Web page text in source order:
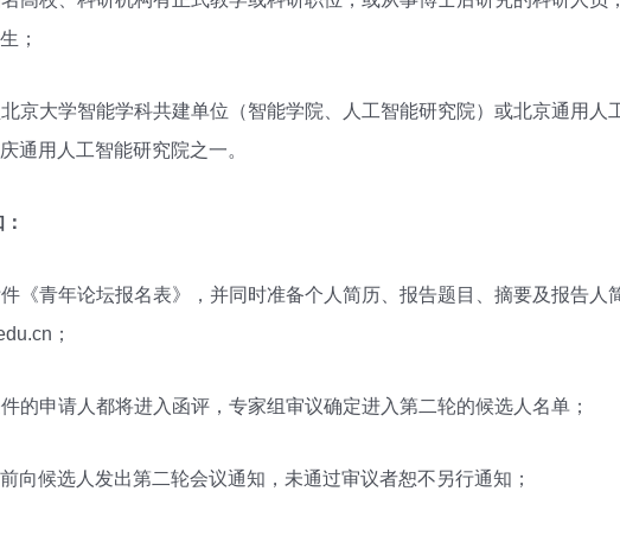
；
京大学智能学科共建单位（智能学院、人工智能研究院）或北京通用人
通用人工智能研究院之一。
《青年论坛报名表》，并同时准备个人简历、报告题目、摘要及报告人
；
的申请人都将进入函评，专家组审议确定进入第二轮的候选人名单；
前向候选人发出第二轮会议通知，未通过审议者恕不另行通知；